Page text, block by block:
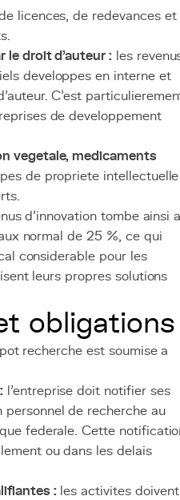
licences, de redevances et
le droit d'auteur :les
developpes en interne et
C'est
de developpement
vegetale, medicaments
de propriete intellectuelle
d'innovation tombe ainsi
normal de 25 %, ce qui
considerable pour les
leurs propres solutions
obligations
recherche est soumise a
l'entreprise doit notifier ses
de recherche au
federale. Cette
ou dans les delais
:les activites doivent